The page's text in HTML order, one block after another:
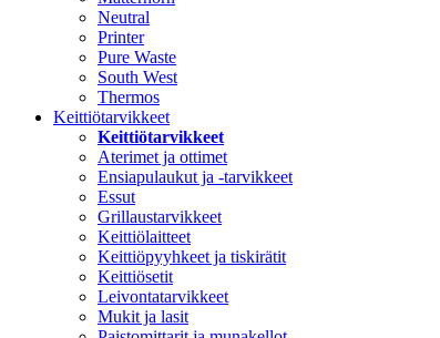
Neutral
Printer
Pure Waste
South West
Thermos
Keittiötarvikkeet
Keittiötarvikkeet
Aterimet ja ottimet
Ensiapulaukut ja -tarvikkeet
Essut
Grillaustarvikkeet
Keittiölaitteet
Keittiöpyyhkeet ja tiskirätit
Keittiösetit
Leivontatarvikkeet
Mukit ja lasit